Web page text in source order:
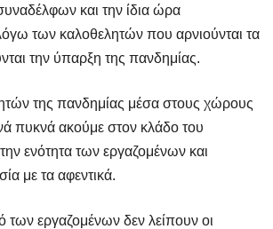
και την ίδια ώρα
των καλοθελητών που αρνιούνται τα
την ύπαρξη της πανδημίας.
της πανδημίας μέσα στους χώρους
πυκνά ακούμε στον κλάδο του
ενότητα των εργαζομένων και
με τα αφεντικά.
των εργαζομένων δεν λείπουν οι